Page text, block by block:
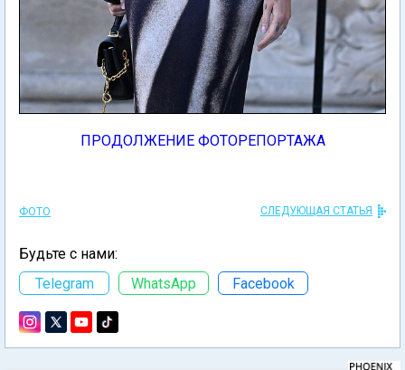
ПРОДОЛЖЕНИЕ ФОТОРЕПОРТАЖА
ФОТО СЛЕДУЮЩАЯ СТАТЬЯ
Будьте с нами:
Telegram
WhatsApp Facebook